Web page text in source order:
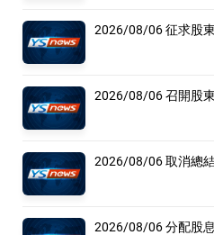
2026/08/06 征求股
2026/08/06 召開股
2026/08/06 取消總
2026/08/06 分配股息